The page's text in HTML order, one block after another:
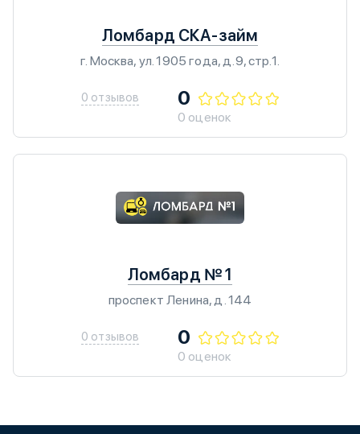
Ломбард СКА-займ
г. Москва, ул. 1905 года, д.9, стр.1.
0 отзывов 0
0 оценок
Ломбард № 1
проспект Ленина, д. 144
0 отзывов 0
0 оценок